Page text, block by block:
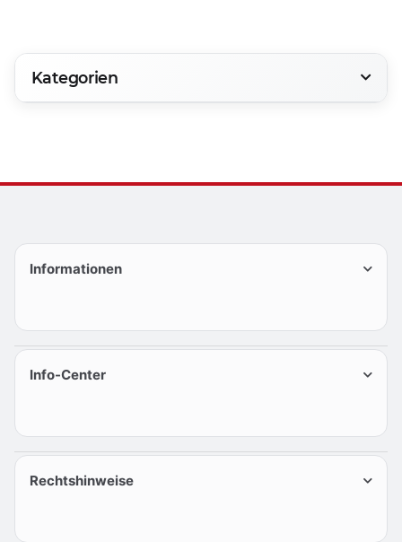
Kategorien
Informationen
Info-Center
Rechtshinweise